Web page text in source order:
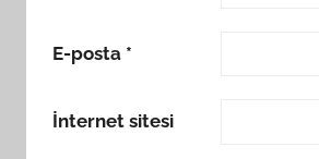
E-posta *
İnternet sitesi